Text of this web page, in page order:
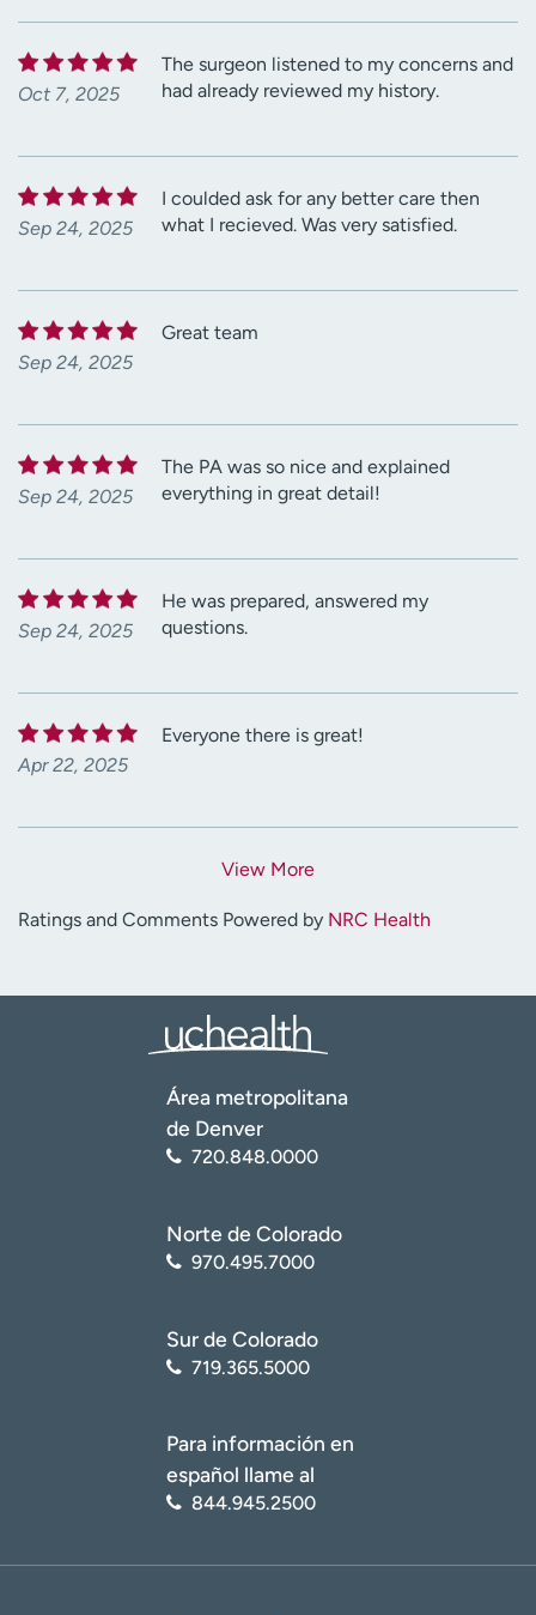
Oct 7, 2025
The surgeon listened to my concerns and
had already reviewed my history.
Sep 24, 2025
I coulded ask for any better care then
what I recieved. Was very satisfied.
Sep 24, 2025
Great team
Sep 24, 2025
The PA was so nice and explained
everything in great detail!
Sep 24, 2025
He was prepared, answered my
questions.
Apr 22, 2025
Everyone there is great!
View More
Ratings and Comments Powered by NRC Health
Área metropolitana
de Denver
720.848.0000
Norte de Colorado
970.495.7000
Sur de Colorado
719.365.5000
Para información en
español llame al
844.945.2500